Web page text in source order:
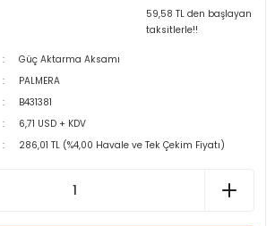
59,58 TL den başlayan
taksitlerle!!
Güç Aktarma Aksamı
PALMERA
B431381
6,71 USD + KDV
286,01 TL (%4,00 Havale ve Tek Çekim Fiyatı)